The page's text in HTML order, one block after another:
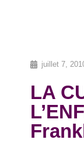
juillet 7,
LA